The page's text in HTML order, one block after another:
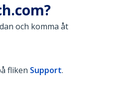
och komma åt
fliken Support.